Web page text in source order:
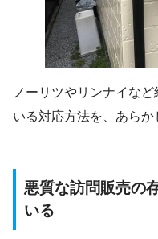
ノーリツやリンナイな
いる対応方法を、あらか
悪質な訪問販売の
いる